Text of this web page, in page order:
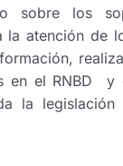
sobre los
la atención de
en el RNBD y
la